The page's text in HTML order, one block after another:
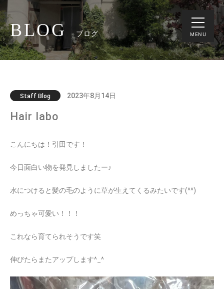
MENU
BLOG ブログ
Staff Blog 2023年8月14日
Hair labo
こんにちは！引田です！
今日面白い物を発見しましたー♪
水につけると髪の毛のように草が生えてくるみたいです(^^)
めっちゃ可愛い！！！
これなら育てられそうです笑
伸びたらまたアップします^_^